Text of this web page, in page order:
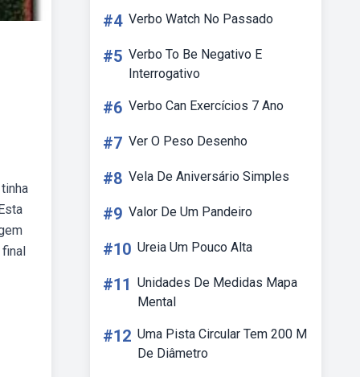
#4 Verbo Watch No Passado
#5 Verbo To Be Negativo E
Interrogativo
#6 Verbo Can Exercícios 7 Ano
#7 Ver O Peso Desenho
#8 Vela De Aniversário Simples
#9 Valor De Um Pandeiro
#10 Ureia Um Pouco Alta
#11 Unidades De Medidas Mapa
Mental
#12 Uma Pista Circular Tem 200 M
De Diâmetro